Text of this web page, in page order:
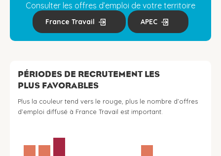
Consulter les offres d’emploi de votre territoire
France Travail APEC
PÉRIODES DE RECRUTEMENT LES
PLUS FAVORABLES
Plus la couleur tend vers le rouge, plus le nombre d’offres
d’emploi diffusé à France Travail est important.